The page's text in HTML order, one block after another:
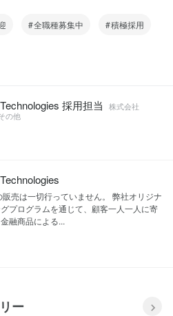
全職種募集中 積極採用
採用担当
株式会社
の他
売は一切行っていません。 弊社オリジナ
プログラムを通じて、顧客一人一人に寄
融商品による...
ー